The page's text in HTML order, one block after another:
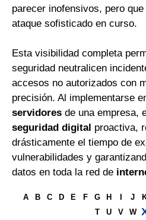
parecer inofensivos, pero
ataque sofisticado en curso.
Esta visibilidad completa
seguridad neutralicen
accesos no autorizados con
precisión. Al implementarse
servidores de una empresa,
seguridad digital proactiva,
drásticamente el tiempo de
vulnerabilidades y
datos en toda la red de
A B C D E F G H J
T
U V W